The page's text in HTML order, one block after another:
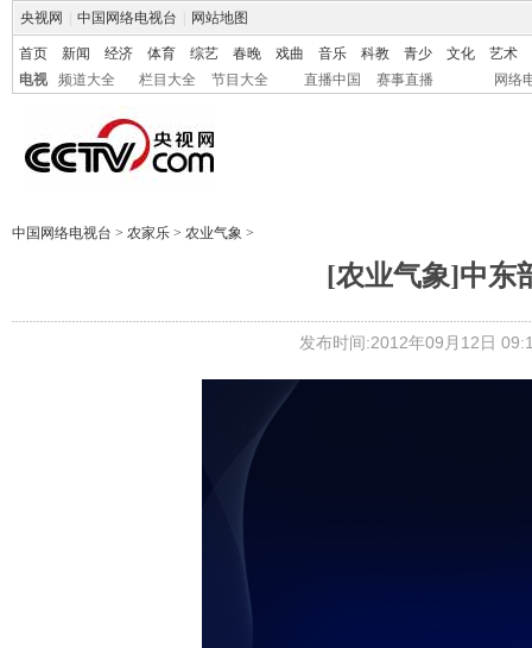
央视网 中国网络电视台 网站地图
首页 新闻 经济 体育 综艺 春晚 戏曲 音乐 科教 青少 文化
艺术
电视
频道大全 栏目大全 节目大全 直播中国 赛事直播 网络
中国网络电视台 > 农家乐 > 农业气象 >
[农业气象]中东
发布时间:2012年09月12日